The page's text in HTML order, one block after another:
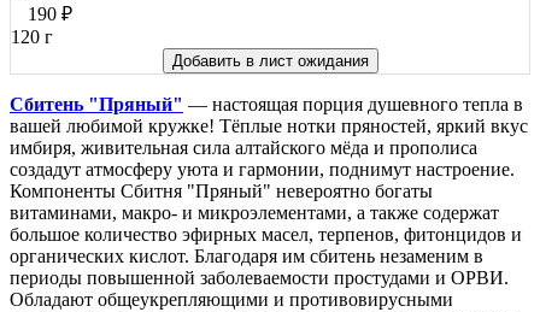
190 ₽
120 г
Добавить в лист ожидания
Сбитень "Пряный" — настоящая порция душевного тепла в
вашей любимой кружке! Тёплые нотки пряностей, яркий вкус
имбиря, живительная сила алтайского мёда и прополиса
создадут атмосферу уюта и гармонии, поднимут настроение.
Компоненты Сбитня "Пряный" невероятно богаты
витаминами, макро- и микроэлементами, а также содержат
большое количество эфирных масел, терпенов, фитонцидов и
органических кислот. Благодаря им сбитень незаменим в
периоды повышенной заболеваемости простудами и ОРВИ.
Обладают общеукрепляющими и противовирусными